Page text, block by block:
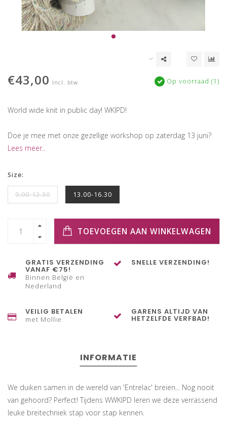
€43,00 Incl. btw Op voorraad (1)
World wide knit in public day! WKIPD!
Doe je mee met onze gezellige workshop op zaterdag 13 juni?
Lees meer..
Size:
9.00-12.30 13.00-16.30
TOEVOEGEN AAN WINKELWAGEN
GRATIS VERZENDING
VANAF €75!
Binnen België en
Nederland
SNELLE VERZENDING!
VEILIG BETALEN
met Mollie
GARENS ALTIJD VAN
HETZELFDE VERFBAD!
INFORMATIE
We duiken samen in de wereld van 'Entrelac' breien... Nog nooit
van gehoord? Perfect! Tijdens WWKIPD leren we deze verrassend
leuke breitechniek stap voor stap kennen.